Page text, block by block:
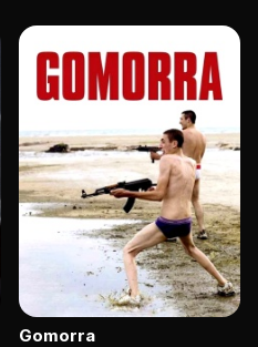
Gomorra